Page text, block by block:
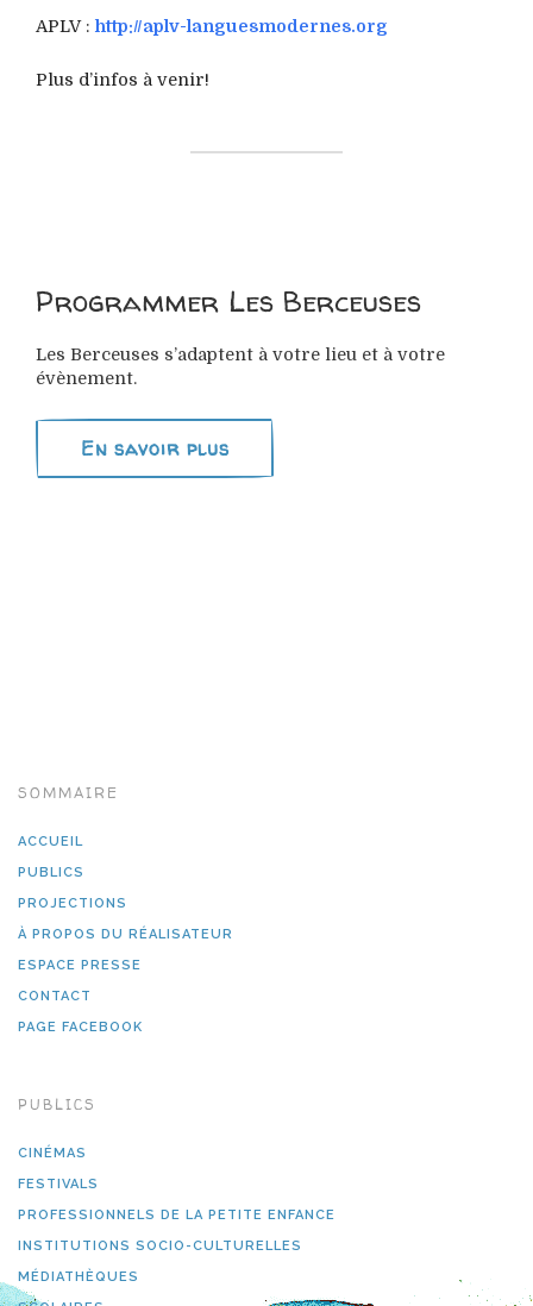
APLV : http://aplv-languesmodernes.org
Plus d’infos à venir!
Programmer Les Berceuses
Les Berceuses s’adaptent à votre lieu et à votre
évènement.
En savoir plus
SOMMAIRE
ACCUEIL
PUBLICS
PROJECTIONS
À PROPOS DU RÉALISATEUR
ESPACE PRESSE
CONTACT
PAGE FACEBOOK
PUBLICS
CINÉMAS
FESTIVALS
PROFESSIONNELS DE LA PETITE ENFANCE
INSTITUTIONS SOCIO-CULTURELLES
MÉDIATHÈQUES